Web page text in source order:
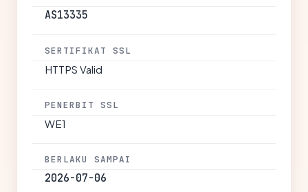
AS13335
SERTIFIKAT SSL
HTTPS Valid
PENERBIT SSL
WE1
BERLAKU SAMPAI
2026-07-06